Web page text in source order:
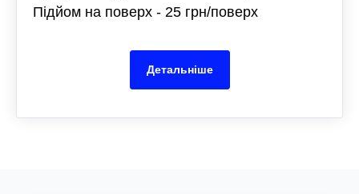
Підйом на поверх - 25 грн/поверх
Детальніше